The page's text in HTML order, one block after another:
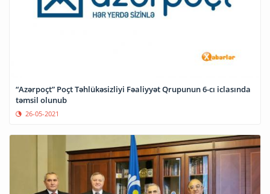
“Azərpoçt” Poçt Təhlükəsizliyi Fəaliyyət Qrupunun 6-cı iclasında
təmsil olunub
26-05-2021